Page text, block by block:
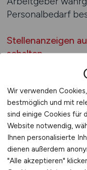
Personalbedarf
Stellenanzeigen
schalten
anfordern
Die Erstellung
Stellenanzeigen
ähnliche Fragen
Fachkräfte
Wir verwenden
bestmöglich und mit
sind einige Cookies für
Website notwendig,
Ihnen personalisierte
dienen außerdem
"Alle akzeptieren"